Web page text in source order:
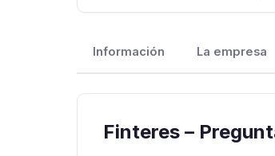
Información La empresa
Finteres –